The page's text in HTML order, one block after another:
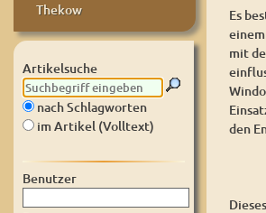
Thekow
Artikelsuche
nach Schlagworten
im Artikel (Volltext)
Benutzer
Es
mit
den